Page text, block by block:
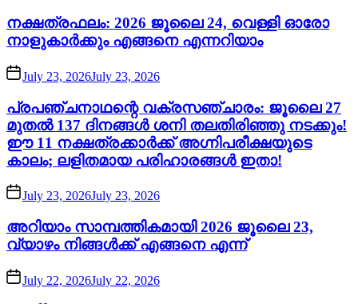
നക്ഷത്രഫലം: 2026 ജൂലൈ 24, വെള്ളി ഓരോ
നാളുകാർക്കും എങ്ങനെ എന്നറിയാം
July 23, 2026July 23, 2026
പ്രപഞ്ചനാഥന്റെ വക്രസഞ്ചാരം: ജൂലൈ 27
മുതൽ 137 ദിനങ്ങൾ ശനി തലതിരിഞ്ഞു നടക്കും!
ഈ 11 നക്ഷത്രക്കാർക്ക് അഗ്നിപരീക്ഷയുടെ
കാലം; ലളിതമായ പരിഹാരങ്ങൾ ഇതാ!
July 23, 2026July 23, 2026
അറിയാം സാമ്പത്തികമായി 2026 ജൂലൈ 23,
വ്യാഴം നിങ്ങൾക്ക് എങ്ങനെ എന്ന്
July 22, 2026July 22, 2026